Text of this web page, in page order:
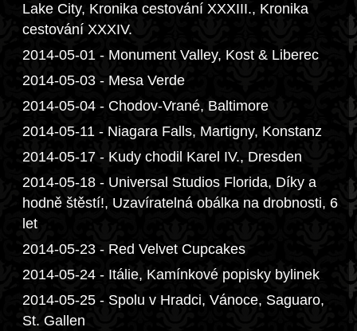
Lake City, Kronika cestování XXXIII., Kronika
cestování XXXIV.
2014-05-01 - Monument Valley, Kost & Liberec
2014-05-03 - Mesa Verde
2014-05-04 - Chodov-Vrané, Baltimore
2014-05-11 - Niagara Falls, Martigny, Konstanz
2014-05-17 - Kudy chodil Karel IV., Dresden
2014-05-18 - Universal Studios Florida, Díky a
hodně štěstí!, Uzavíratelná obálka na drobnosti, 6
let
2014-05-23 - Red Velvet Cupcakes
2014-05-24 - Itálie, Kamínkové popisky bylinek
2014-05-25 - Spolu v Hradci, Vánoce, Saguaro,
St. Gallen